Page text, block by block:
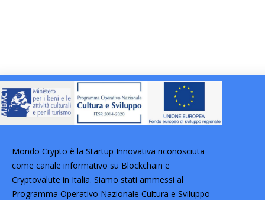
Mondo Crypto è la Startup Innovativa riconosciuta
come canale informativo su Blockchain e
Cryptovalute in Italia. Siamo stati ammessi al
Programma Operativo Nazionale Cultura e Sviluppo